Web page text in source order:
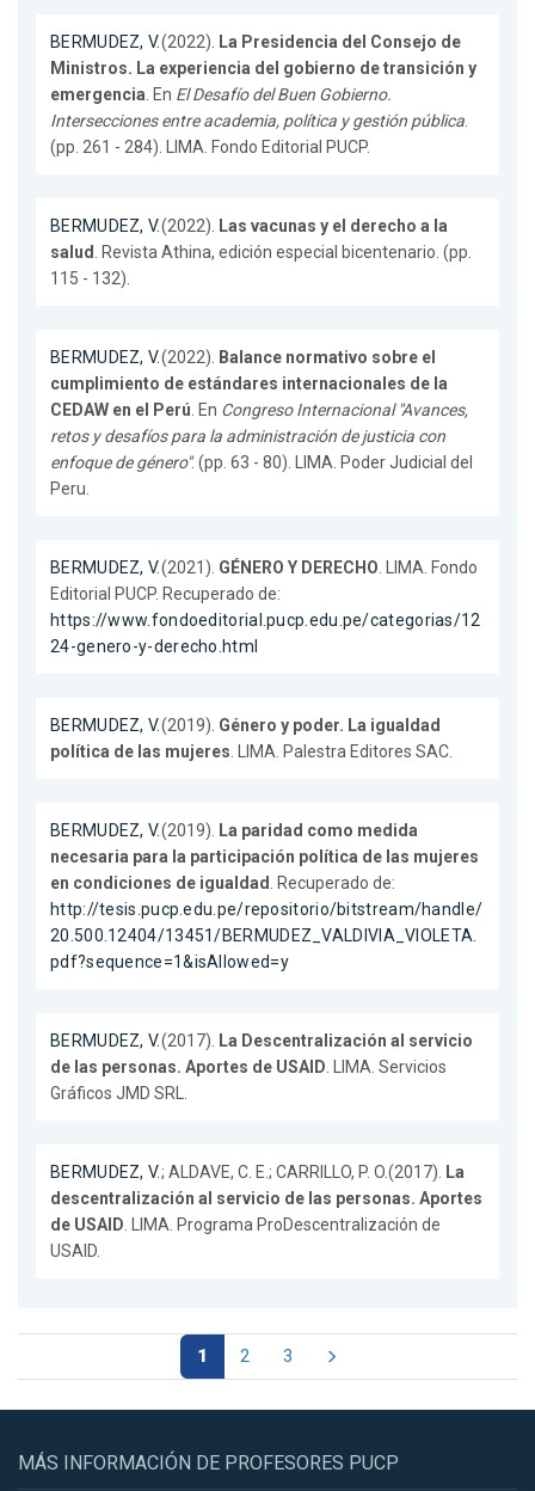
BERMUDEZ, V.(2022). La Presidencia del Consejo de
Ministros. La experiencia del gobierno de transición y
emergencia. En El Desafío del Buen Gobierno.
Intersecciones entre academia, política y gestión pública.
(pp. 261 - 284). LIMA. Fondo Editorial PUCP.
BERMUDEZ, V.(2022). Las vacunas y el derecho a la
salud. Revista Athina, edición especial bicentenario. (pp.
115 - 132).
BERMUDEZ, V.(2022). Balance normativo sobre el
cumplimiento de estándares internacionales de la
CEDAW en el Perú. En Congreso Internacional "Avances,
retos y desafíos para la administración de justicia con
enfoque de género". (pp. 63 - 80). LIMA. Poder Judicial del
Peru.
BERMUDEZ, V.(2021). GÉNERO Y DERECHO. LIMA. Fondo
Editorial PUCP. Recuperado de:
https://www.fondoeditorial.pucp.edu.pe/categorias/12
24-genero-y-derecho.html
BERMUDEZ, V.(2019). Género y poder. La igualdad
política de las mujeres. LIMA. Palestra Editores SAC.
BERMUDEZ, V.(2019). La paridad como medida
necesaria para la participación política de las mujeres
en condiciones de igualdad. Recuperado de:
http://tesis.pucp.edu.pe/repositorio/bitstream/handle/
20.500.12404/13451/BERMUDEZ_VALDIVIA_VIOLETA.
pdf?sequence=1&isAllowed=y
BERMUDEZ, V.(2017). La Descentralización al servicio
de las personas. Aportes de USAID. LIMA. Servicios
Gráficos JMD SRL.
BERMUDEZ, V.; ALDAVE, C. E.; CARRILLO, P. O.(2017). La
descentralización al servicio de las personas. Aportes
de USAID. LIMA. Programa ProDescentralización de
USAID.
1 2 3
MÁS INFORMACIÓN DE PROFESORES PUCP